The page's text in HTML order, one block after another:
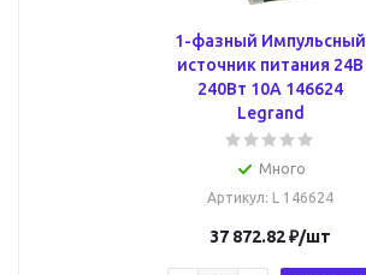
1-фазный Импульсный
источник питания 24В
240Вт 10A 146624
Legrand
Много
Артикул: L 146624
37 872.82₽/шт